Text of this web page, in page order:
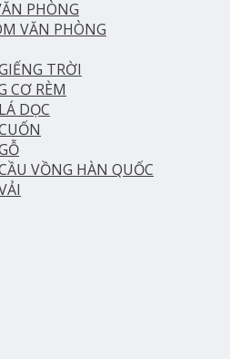
PHÒNG
VĂN PHÒNG
TRỜI
CƠ RÈM
DỌC
VỒNG HÀN QUỐC